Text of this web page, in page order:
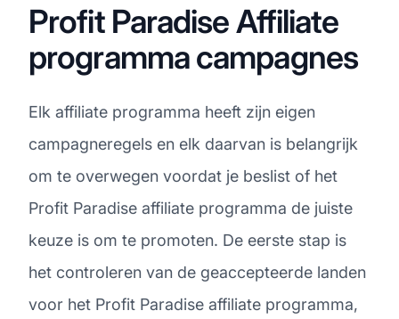
Profit Paradise Affiliate
programma campagnes
Elk affiliate programma heeft zijn eigen
campagneregels en elk daarvan is belangrijk
om te overwegen voordat je beslist of het
Profit Paradise affiliate programma de juiste
keuze is om te promoten. De eerste stap is
het controleren van de geaccepteerde landen
voor het Profit Paradise affiliate programma,